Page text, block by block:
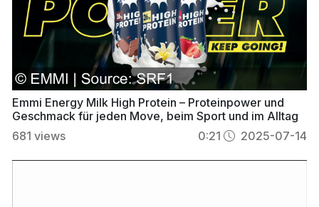
Emmi Energy Milk High Protein – Proteinpower und
Geschmack für jeden Move, beim Sport und im Alltag
681 views 0:21 2025-07-14